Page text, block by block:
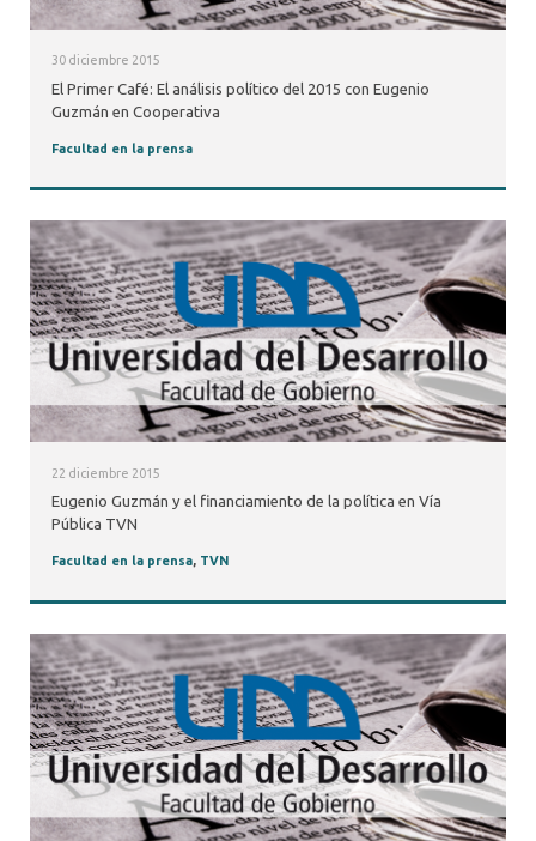
30 diciembre 2015
El Primer Café: El análisis político del 2015 con Eugenio
Guzmán en Cooperativa
Facultad en la prensa
22 diciembre 2015
Eugenio Guzmán y el financiamiento de la política en Vía
Pública TVN
Facultad en la prensa, TVN